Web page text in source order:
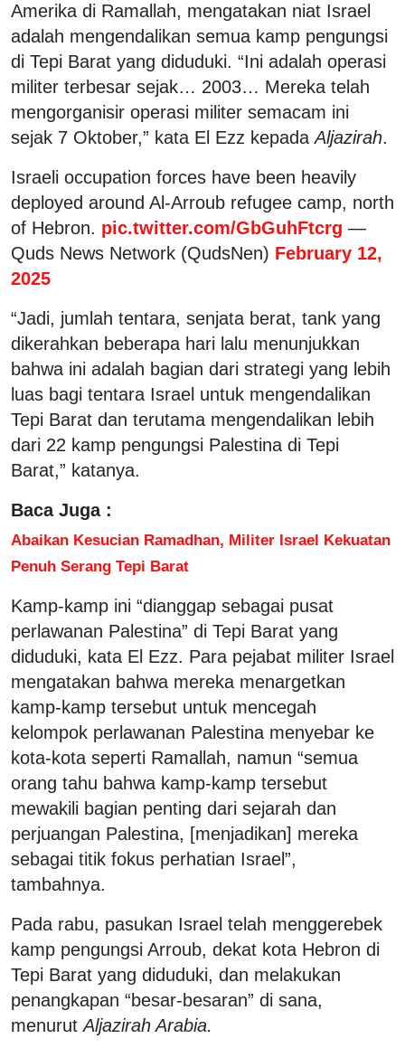
Amerika di Ramallah, mengatakan niat Israel
adalah mengendalikan semua kamp pengungsi
di Tepi Barat yang diduduki. “Ini adalah operasi
militer terbesar sejak… 2003… Mereka telah
mengorganisir operasi militer semacam ini
sejak 7 Oktober,” kata El Ezz kepadaAljazirah.
Israeli occupation forces have been heavily
deployed around Al-Arroub refugee camp, north
of Hebron. pic.twitter.com/GbGuhFtcrg —
Quds News Network (QudsNen) February 12,
2025
“Jadi, jumlah tentara, senjata berat, tank yang
dikerahkan beberapa hari lalu menunjukkan
bahwa ini adalah bagian dari strategi yang lebih
luas bagi tentara Israel untuk mengendalikan
Tepi Barat dan terutama mengendalikan lebih
dari 22 kamp pengungsi Palestina di Tepi
Barat,” katanya.
Baca Juga :
Abaikan Kesucian Ramadhan, Militer Israel Kekuatan
Penuh Serang Tepi Barat
Kamp-kamp ini “dianggap sebagai pusat
perlawanan Palestina” di Tepi Barat yang
diduduki, kata El Ezz. Para pejabat militer Israel
mengatakan bahwa mereka menargetkan
kamp-kamp tersebut untuk mencegah
kelompok perlawanan Palestina menyebar ke
kota-kota seperti Ramallah, namun “semua
orang tahu bahwa kamp-kamp tersebut
mewakili bagian penting dari sejarah dan
perjuangan Palestina, [menjadikan] mereka
sebagai titik fokus perhatian Israel”,
tambahnya.
Pada rabu, pasukan Israel telah menggerebek
kamp pengungsi Arroub, dekat kota Hebron di
Tepi Barat yang diduduki, dan melakukan
penangkapan “besar-besaran” di sana,
menurutAljazirah Arabia.